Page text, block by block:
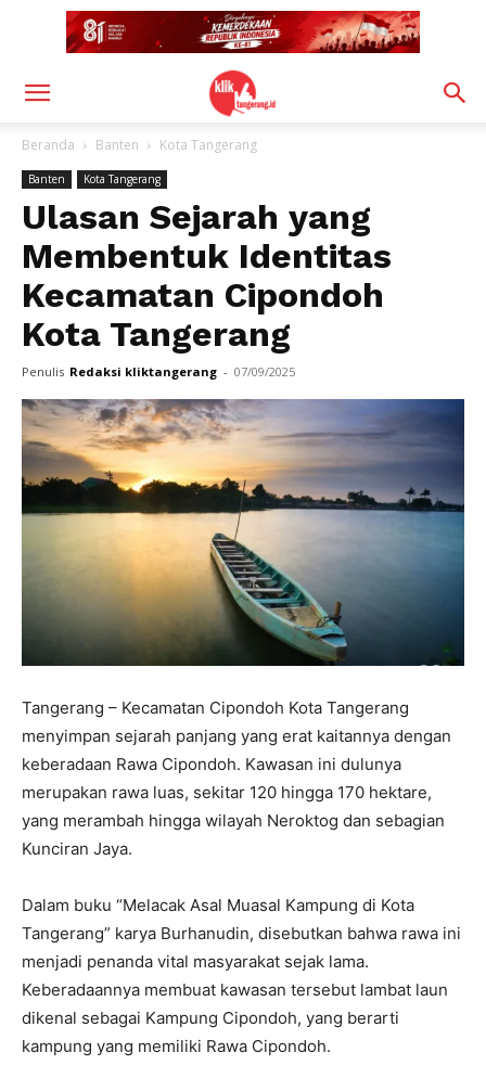
Beranda Banten Kota Tangerang
Banten Kota Tangerang
Ulasan Sejarah yang
Membentuk Identitas
Kecamatan Cipondoh
Kota Tangerang
Penulis Redaksi kliktangerang - 07/09/2025
Tangerang – Kecamatan Cipondoh Kota Tangerang
menyimpan sejarah panjang yang erat kaitannya dengan
keberadaan Rawa Cipondoh. Kawasan ini dulunya
merupakan rawa luas, sekitar 120 hingga 170 hektare,
yang merambah hingga wilayah Neroktog dan sebagian
Kunciran Jaya.
Dalam buku “Melacak Asal Muasal Kampung di Kota
Tangerang” karya Burhanudin, disebutkan bahwa rawa ini
menjadi penanda vital masyarakat sejak lama.
Keberadaannya membuat kawasan tersebut lambat laun
dikenal sebagai Kampung Cipondoh, yang berarti
kampung yang memiliki Rawa Cipondoh.